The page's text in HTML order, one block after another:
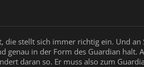
die stellt sich immer richtig ein. Und
genau in der Form des Guardian
daran so. Er muss also zum